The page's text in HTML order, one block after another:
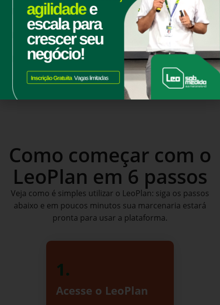
Hoje
Mesmo.
Como começar com o
LeoPlan em 6 passos
Veja como é simples utilizar o LeoPlan: siga os passos
abaixo e em poucos minutos sua marcenaria estará
pronta para usar a plataforma.
1.
Acesse o LeoPlan